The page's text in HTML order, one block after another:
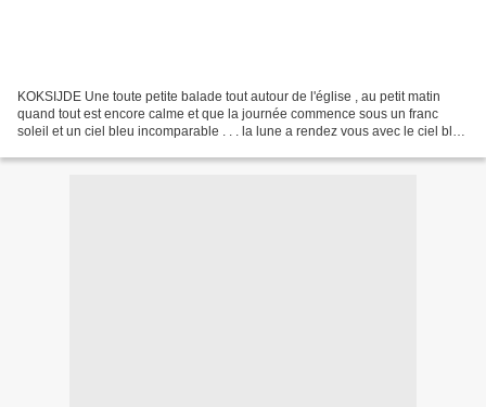
KOKSIJDE Une toute petite balade tout autour de l'église , au petit matin
quand tout est encore calme et que la journée commence sous un franc
soleil et un ciel bleu incomparable . . . la lune a rendez vous avec le ciel bleu